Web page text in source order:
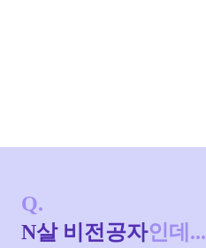
Q.
N살 비전공자인데...